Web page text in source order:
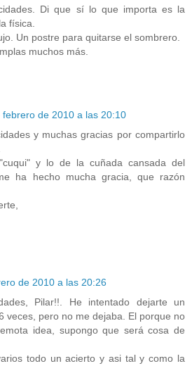
Di que sí lo que importa es la
física.
Un postre para quitarse el sombrero.
muchos más.
febrero de 2010 a las 20:10
y muchas gracias por compartirlo
y lo de la cuñada cansada del
ha hecho mucha gracia, que razón
de 2010 a las 20:26
Pilar!!. He intentado dejarte un
veces, pero no me dejaba. El porque no
idea, supongo que será cosa de
todo un acierto y asi tal y como la